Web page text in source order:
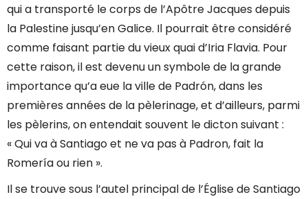
qui a transporté le corps de l’Apôtre Jacques depuis
la Palestine jusqu’en Galice. Il pourrait être considéré
comme faisant partie du vieux quai d’Iria Flavia. Pour
cette raison, il est devenu un symbole de la grande
importance qu’a eue la ville de Padrón, dans les
premières années de la pèlerinage, et d’ailleurs, parmi
les pèlerins, on entendait souvent le dicton suivant :
« Qui va à Santiago et ne va pas à Padron, fait la
Romería ou rien ».
Il se trouve sous l’autel principal de l’Église de Santiago